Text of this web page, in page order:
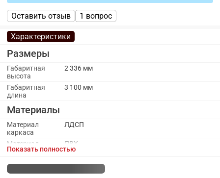
Оставить отзыв 1 вопрос
Характеристики
Размеры
Габаритная
высота
2 336 мм
Габаритная
длина
3 100 мм
Материалы
Материал
каркаса
ЛДСП
Материал
кромки
ПВХ
Материал
Показать полностью